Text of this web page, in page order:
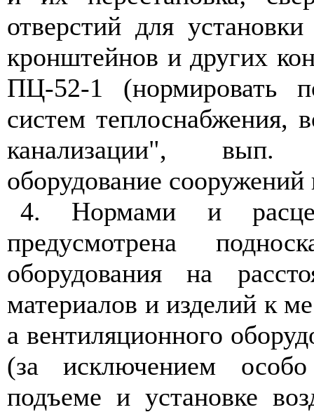
отверстий для
кронштейнов и других
ПЦ-52-1 (нормировать
систем теплоснабжения,
канализации", вып.
оборудование
4. Нормами и
предусмотрена
оборудования на
материалов и изделий к
а вентиляционного
(за исключением
подъеме и установке